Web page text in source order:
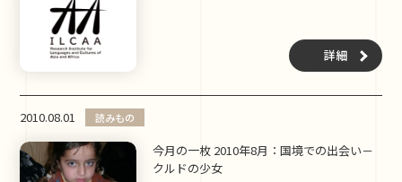
詳細
2010.08.01 読みもの
今月の一枚 2010年8月：国境での出会い－
クルドの少女